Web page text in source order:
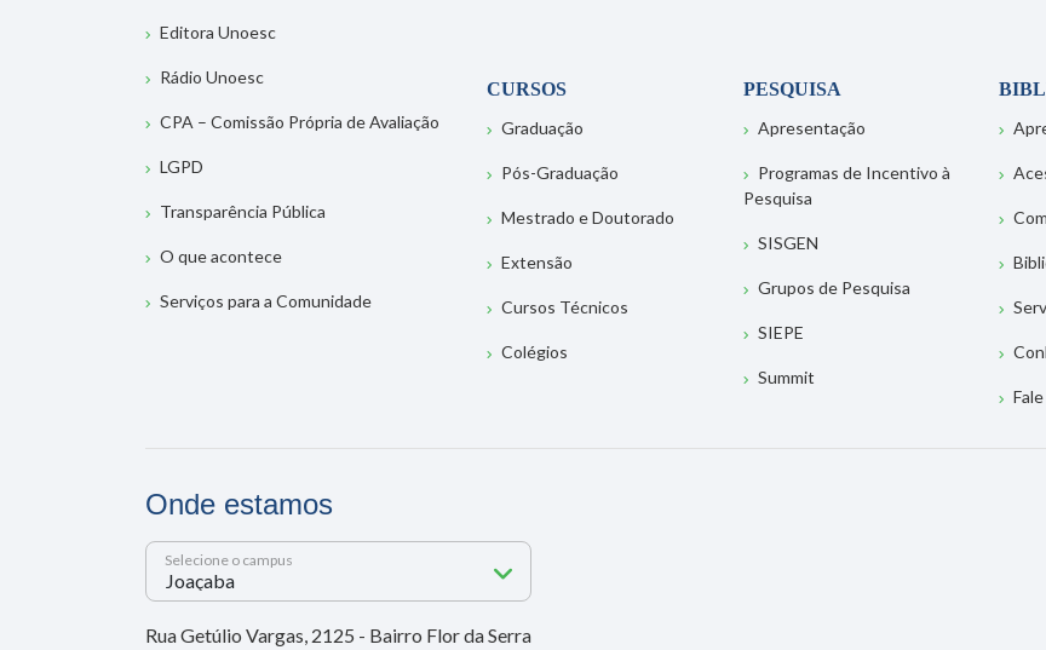
Editora Unoesc
Rádio Unoesc
CPA – Comissão Própria de Avaliação
LGPD
Transparência Pública
O que acontece
Serviços para a Comunidade
CURSOS
Graduação
Pós-Graduação
Mestrado e Doutorado
Extensão
Cursos Técnicos
Colégios
PESQUISA
Apresentação
Programas de Incentivo à
Pesquisa
SISGEN
Grupos de Pesquisa
SIEPE
Summit
Onde estamos
Selecione o campus
Rua Getúlio Vargas, 2125 - Bairro Flor da Serra